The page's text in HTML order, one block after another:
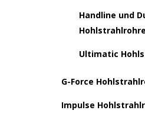
Handline und
Hohlstrahlrohre
Ultimatic
G-Force
Impulse